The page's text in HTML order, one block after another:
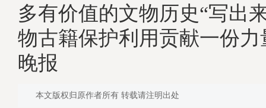
多有价值的文物历史“写出
物古籍保护利用贡献一
晚报
本文版权归原作者所有 转载请注明出处